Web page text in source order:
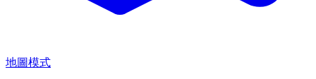
地圖模式